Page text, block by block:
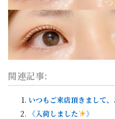
関連記事:
いつもご来店頂きまして
《入荷しました
》